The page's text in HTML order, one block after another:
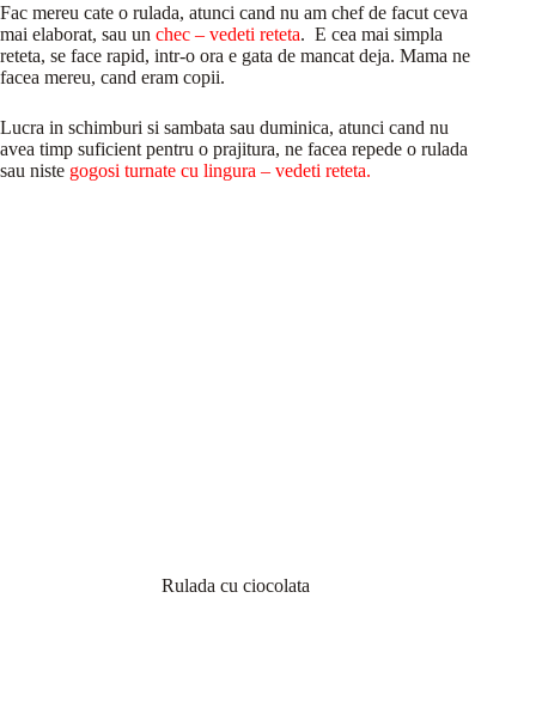
Fac mereu cate o rulada, atunci cand nu am chef de facut ceva
mai elaborat, sau un chec – vedeti reteta. E cea mai simpla
reteta, se face rapid, intr-o ora e gata de mancat deja. Mama ne
facea mereu, cand eram copii.
Lucra in schimburi si sambata sau duminica, atunci cand nu
avea timp suficient pentru o prajitura, ne facea repede o rulada
sau niste gogosi turnate cu lingura – vedeti reteta.
Rulada cu ciocolata